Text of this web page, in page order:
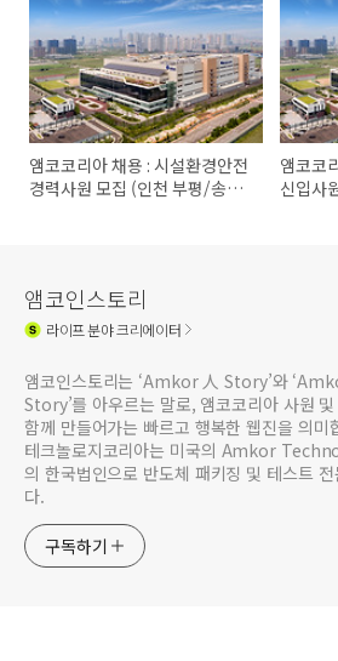
앰코코리아 채용 : 시설환경안전
경력사원 모집 (인천 부평/송도,
앰코코
신입사
앰코인스토리
라이프분야 크리에이터
앰코인스토리는 ‘Amkor 人 Story’와
Story’를 아우르는 말로, 앰코코리아 사원
함께 만들어가는 빠르고 행복한 웹진을 의미
테크놀로지코리아는 미국의 Amkor
의 한국법인으로 반도체 패키징 및 테스트 전
다.
구독하기